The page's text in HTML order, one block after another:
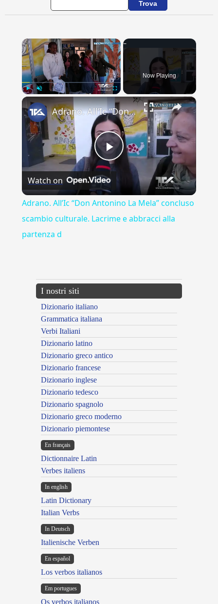
×
Now Playing
×
Play
Video
Adrano. All’Ic “Don Antonino La Mela” concluso scambio culturale. Lacrime e abbracci alla partenza d
Watch on
Adrano. All’Ic “Don Antonino La Mela” concluso
scambio culturale. Lacrime e abbracci alla
partenza d
I nostri siti
Dizionario italiano
Grammatica italiana
Verbi Italiani
Dizionario latino
Dizionario greco antico
Dizionario francese
Dizionario inglese
Dizionario tedesco
Dizionario spagnolo
Dizionario greco moderno
Dizionario piemontese
En français
Dictionnaire Latin
Verbes italiens
In english
Latin Dictionary
Italian Verbs
In Deutsch
Italienische Verben
En español
Los verbos italianos
Em portugues
Os verbos italianos